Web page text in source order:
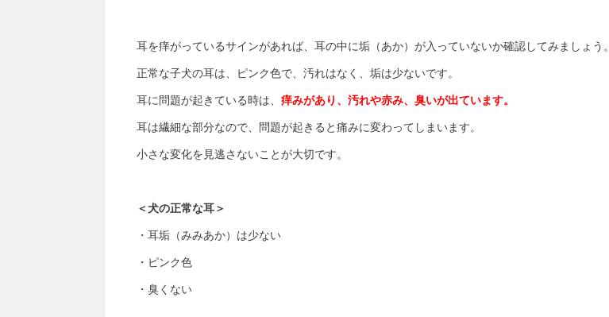
耳を痒がっているサインがあれば、耳の中に垢（あか）が入っていないか確認してみましょう。
正常な子犬の耳は、ピンク色で、汚れはなく、垢は少ないです。
耳に問題が起きている時は、 痒みがあり、汚れや赤み、臭いが出ています。
耳は繊細な部分なので、問題が起きると痛みに変わってしまいます。
小さな変化を見逃さないことが大切です。
＜犬の正常な耳＞
・耳垢（みみあか）は少ない
・ピンク色
・臭くない